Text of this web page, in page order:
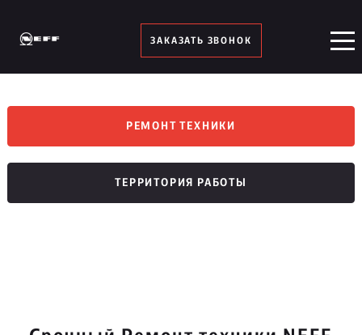
ЗАКАЗАТЬ ЗВОНОК
РЕМОНТ ТЕХНИКИ
ТЕРРИТОРИЯ РАБОТЫ